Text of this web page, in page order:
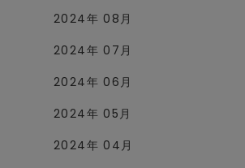
2024年 08月
2024年 07月
2024年 06月
2024年 05月
2024年 04月